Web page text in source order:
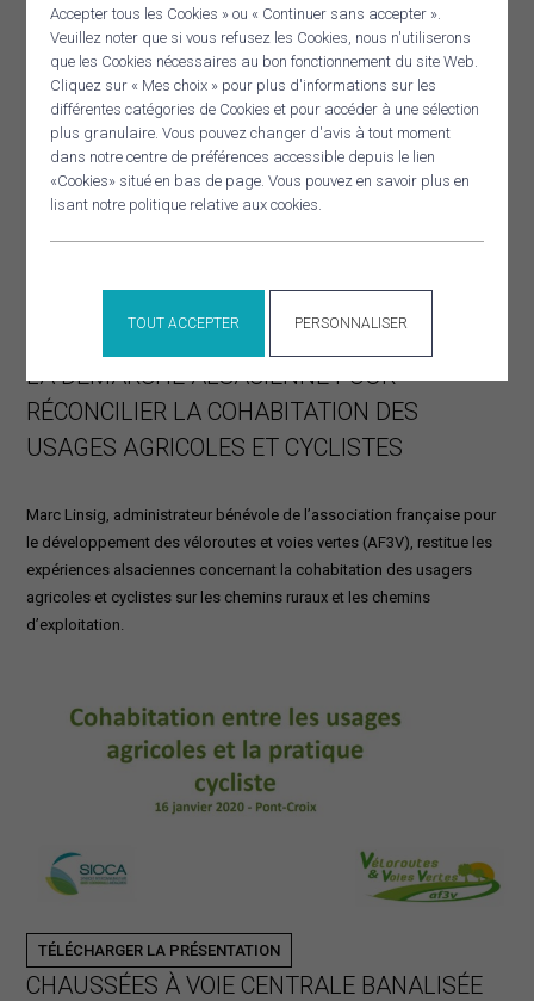
Panneau de gestion des cookies
Accepter tous les Cookies » ou « Continuer sans accepter ».
Veuillez noter que si vous refusez les Cookies, nous n'utiliserons
que les Cookies nécessaires au bon fonctionnement du site Web.
Cliquez sur « Mes choix » pour plus d'informations sur les
différentes catégories de Cookies et pour accéder à une sélection
plus granulaire. Vous pouvez changer d'avis à tout moment
dans notre centre de préférences accessible depuis le lien
«Cookies» situé en bas de page. Vous pouvez en savoir plus en
lisant notre politique relative aux cookies.
TOUT ACCEPTER PERSONNALISER
LA DÉMARCHE ALSACIENNE POUR
RÉCONCILIER LA COHABITATION DES
USAGES AGRICOLES ET CYCLISTES
Marc Linsig, administrateur bénévole de l’association française pour
le développement des véloroutes et voies vertes (AF3V), restitue les
expériences alsaciennes concernant la cohabitation des usagers
agricoles et cyclistes sur les chemins ruraux et les chemins
d’exploitation.
TÉLÉCHARGER LA PRÉSENTATION
CHAUSSÉES À VOIE CENTRALE BANALISÉE
RECHERCHER